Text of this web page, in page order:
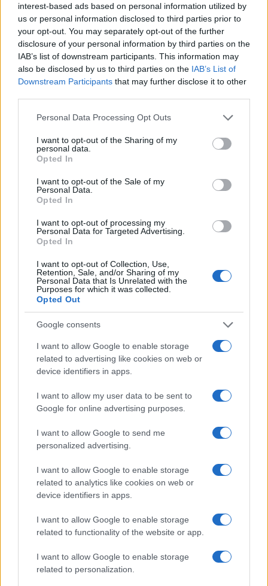
interest-based ads based on personal information utilized by
us or personal information disclosed to third parties prior to
your opt-out. You may separately opt-out of the further
disclosure of your personal information by third parties on the
IAB’s list of downstream participants. This information may
also be disclosed by us to third parties on the IAB’s List of
Downstream Participants that may further disclose it to other
Please note that this website/app uses one or more Google
not limited to your visit or usage behaviour. You may click to
grant or deny consent to Google and its third-party tags to
use your data for below specified purposes in below Google
consent section.
Personal Data Processing Opt Outs
I want to opt-out of the Sharing of my
personal data.
Opted In
I want to opt-out of the Sale of my
Personal Data.
Opted In
I want to opt-out of processing my
Personal Data for Targeted Advertising.
Opted In
I want to opt-out of Collection, Use,
Retention, Sale, and/or Sharing of my
Personal Data that Is Unrelated with the
Purposes for which it was collected.
Opted Out
Google consents
I want to allow Google to enable storage
related to advertising like cookies on web or
device identifiers in apps.
I want to allow my user data to be sent to
Google for online advertising purposes.
I want to allow Google to send me
personalized advertising.
I want to allow Google to enable storage
related to analytics like cookies on web or
device identifiers in apps.
I want to allow Google to enable storage
related to functionality of the website or app.
I want to allow Google to enable storage
related to personalization.
Petrolio in calo: Brent a 91,82$, ribassi a due cifre per greggio
Andrea Innocenti · 5 Ago 2026
QUOTAZIONI CRYPTO
Nome
Gold (Terra
(PAXG)
$4,187.30
Kinza Babylon Staked
BTC
Steakhouse EURCV
(STEAKEURCV)
$100,000,000,000,000.00
Stride Staked Injective
(STINJ)
$16.49
Vested XOR
(VXOR)
$3,407.11
JDB